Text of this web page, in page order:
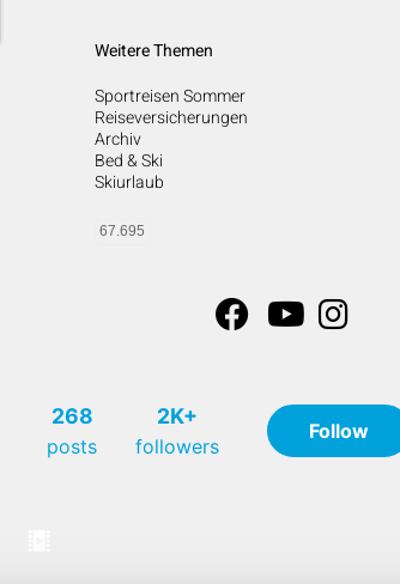
Weitere Themen
Sportreisen Sommer
Reiseversicherungen
Archiv
Bed & Ski
Skiurlaub
67.695